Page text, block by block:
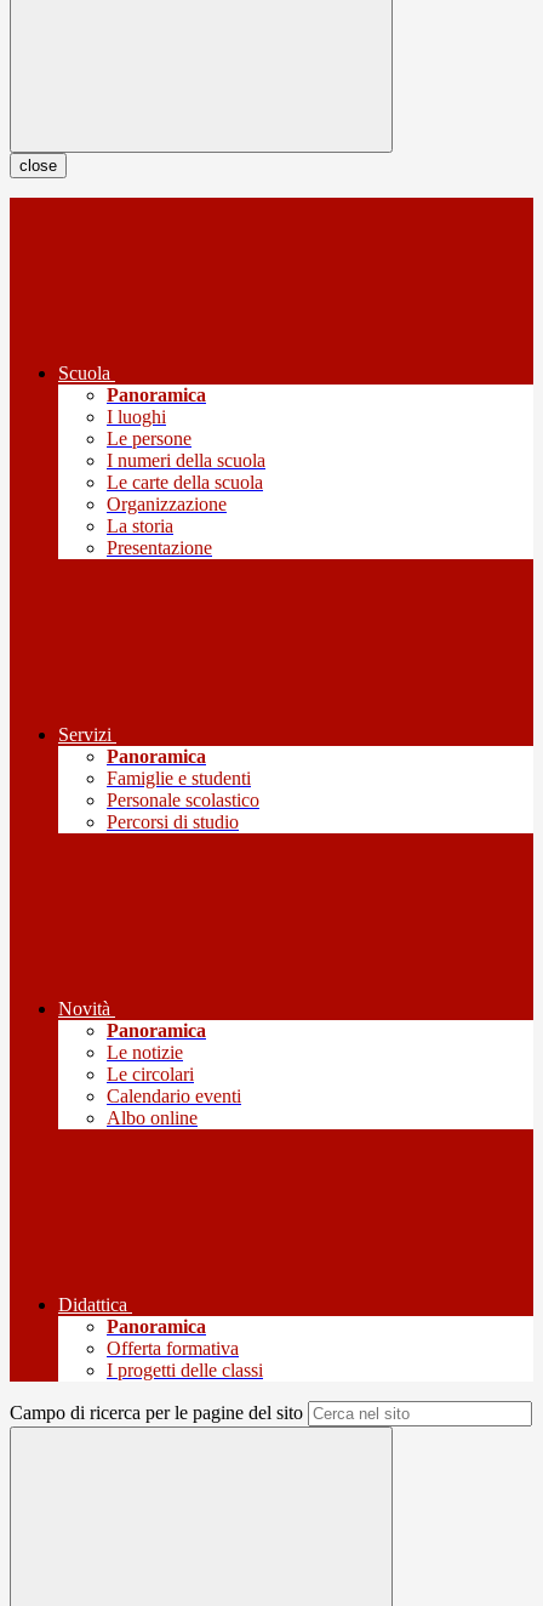
close
Scuola
Panoramica
I luoghi
Le persone
I numeri della scuola
Le carte della scuola
Organizzazione
La storia
Presentazione
Servizi
Panoramica
Famiglie e studenti
Personale scolastico
Percorsi di studio
Novità
Panoramica
Le notizie
Le circolari
Calendario eventi
Albo online
Didattica
Panoramica
Offerta formativa
I progetti delle classi
Campo di ricerca per le pagine del sito